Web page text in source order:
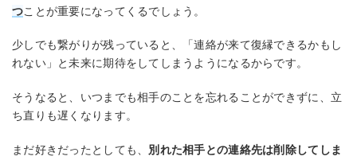
つことが重要になってくるでしょう。
少しでも繋がりが残っていると、「連絡が来て復縁できるかもし
れない」と未来に期待をしてしまうようになるからです。
そうなると、いつまでも相手のことを忘れることができずに、立
ち直りも遅くなります。
まだ好きだったとしても、 別れた相手との連絡先は削除してしま